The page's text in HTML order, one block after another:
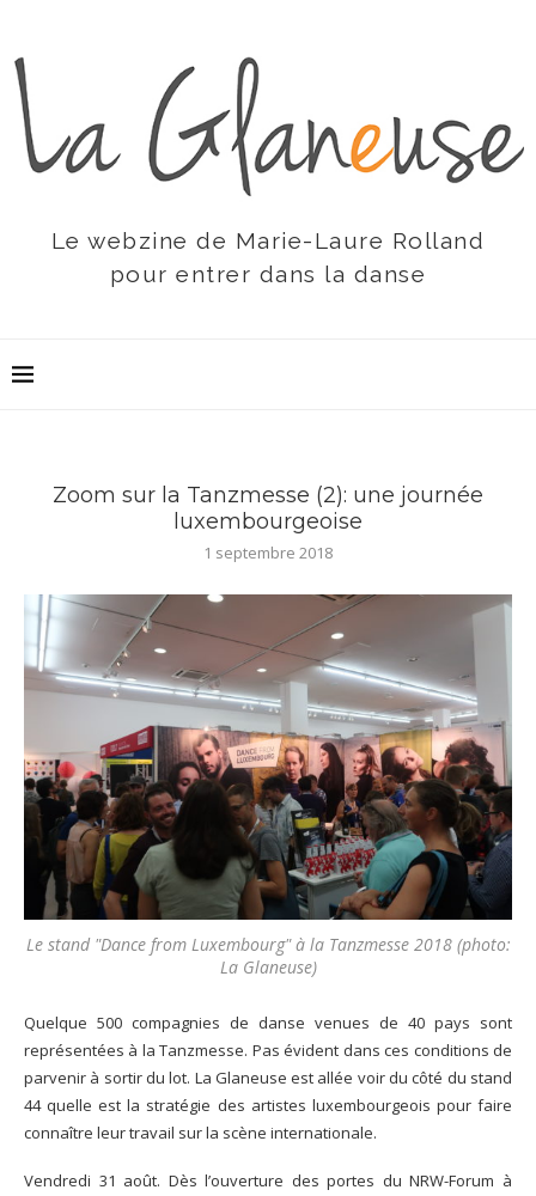
Le webzine de Marie-Laure Rolland
pour entrer dans la danse
Zoom sur la Tanzmesse (2): une journée
luxembourgeoise
1 septembre 2018
Le stand "Dance from Luxembourg" à la Tanzmesse 2018 (photo:
La Glaneuse)
Quelque 500 compagnies de danse venues de 40 pays sont
représentées à la Tanzmesse. Pas évident dans ces conditions de
parvenir à sortir du lot. La Glaneuse est allée voir du côté du stand
44 quelle est la stratégie des artistes luxembourgeois pour faire
connaître leur travail sur la scène internationale.
Vendredi 31 août. Dès l’ouverture des portes du NRW-Forum à